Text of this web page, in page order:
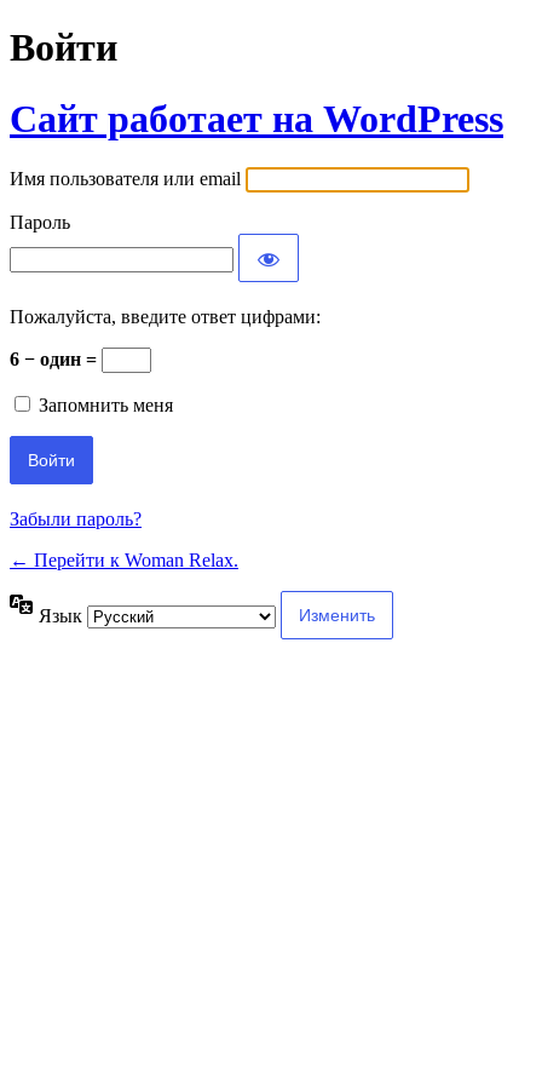
Войти
Сайт работает на WordPress
Имя пользователя или email
Пароль
Пожалуйста, введите ответ цифрами:
6 − один =
Запомнить меня
Забыли пароль?
← Перейти к Woman Relax.
Язык